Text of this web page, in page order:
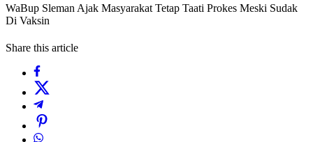
WaBup Sleman Ajak Masyarakat Tetap Taati Prokes Meski Sudak
Di Vaksin
Share this article